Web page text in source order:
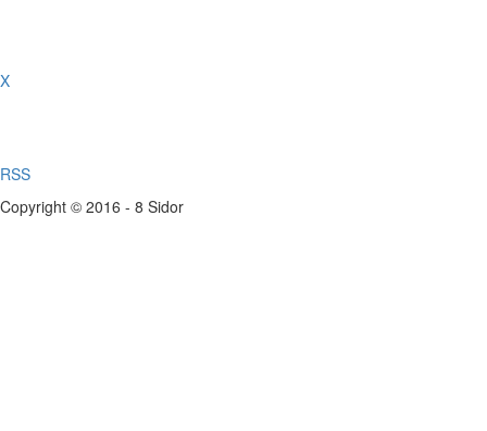
X
RSS
Copyright © 2016 - 8 Sidor